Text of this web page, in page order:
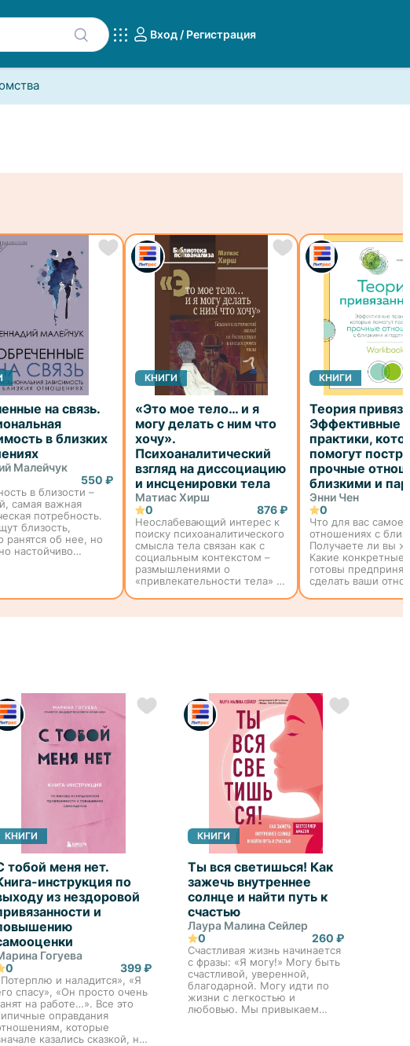
Вход / Регистрация
на связь.
в близких
Малейчук
550 ₽
в близости –
самая важная
потребность.
близость,
ранятся об нее, но
настойчиво
стихи, режиссеры
КНИГИ
«Это мое тело… и я
могу делать с ним что
хочу».
Психоаналитический
взгляд на диссоциацию
и инсценировки тела
Матиас Хирш
0
876 ₽
Неослабевающий интерес к
поиску психоаналитического
смысла тела связан как с
социальным контекстом –
размышлениями о
«привлекательности тела» и
так и с различными
КНИГИ
Теория
Эффективные
практики,
помогут
прочные
близкими и
Энни Чен
0
Что для вас самое
отношениях с
Получаете ли вы
Какие конкретные
готовы
сделать ваши
основные
КНИГИ
тобой меня нет.
инструкция по
из нездоровой
и
Гогуева
0
399 ₽
и наладится», «Я
спасу», «Он просто очень
на работе…». Все это
оправдания
которые
казались сказкой, но
КНИГИ
Ты вся светишься! Как
зажечь внутреннее
солнце и найти путь к
счастью
Лаура Малина Сейлер
0
260 ₽
Счастливая жизнь начинается
с фразы: «Я могу!» Могу быть
счастливой, уверенной,
благодарной. Могу идти по
жизни с легкостью и
любовью. Мы привыкаем